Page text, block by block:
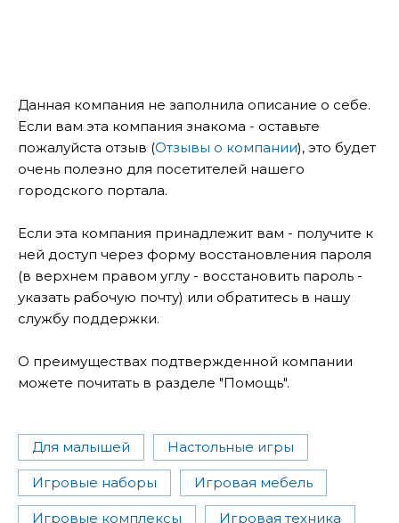
Данная компания не заполнила описание о себе.
Если вам эта компания знакома - оставьте
пожалуйста отзыв (Отзывы о компании), это будет
очень полезно для посетителей нашего
городского портала.
Если эта компания принадлежит вам - получите к
ней доступ через форму восстановления пароля
(в верхнем правом углу - восстановить пароль -
указать рабочую почту) или обратитесь в нашу
службу поддержки.
О преимуществах подтвержденной компании
можете почитать в разделе "Помощь".
Для малышей Настольные игры
Игровые наборы Игровая мебель
Игровые комплексы Игровая техника